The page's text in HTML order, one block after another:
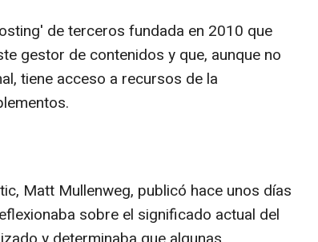
de terceros fundada en 2010 que
gestor de contenidos y que, aunque no
tiene acceso a recursos de la
Matt Mullenweg, publicó hace unos días
sobre el significado actual del